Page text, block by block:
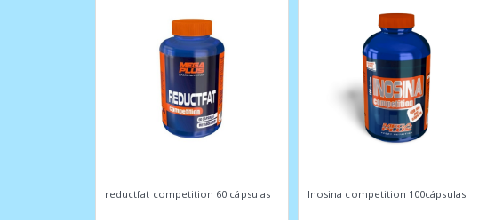
reductfat competition 60 cápsulas Inosina competition 100cápsulas